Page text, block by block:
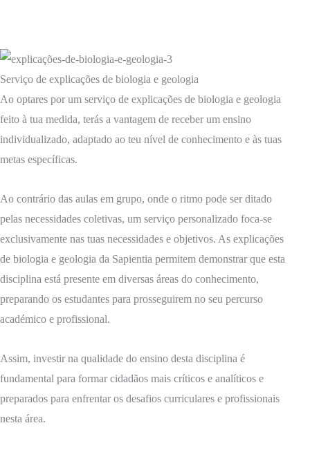
Serviço de explicações de biologia e geologia
Ao optares por um serviço de explicações de biologia e geologia
feito à tua medida, terás a vantagem de receber um ensino
individualizado, adaptado ao teu nível de conhecimento e às tuas
metas específicas.
Ao contrário das aulas em grupo, onde o ritmo pode ser ditado
pelas necessidades coletivas, um serviço personalizado foca-se
exclusivamente nas tuas necessidades e objetivos. As explicações
de biologia e geologia da Sapientia permitem demonstrar que esta
disciplina está presente em diversas áreas do conhecimento,
preparando os estudantes para prosseguirem no seu percurso
académico e profissional.
Assim, investir na qualidade do ensino desta disciplina é
fundamental para formar cidadãos mais críticos e analíticos e
preparados para enfrentar os desafios curriculares e profissionais
nesta área.